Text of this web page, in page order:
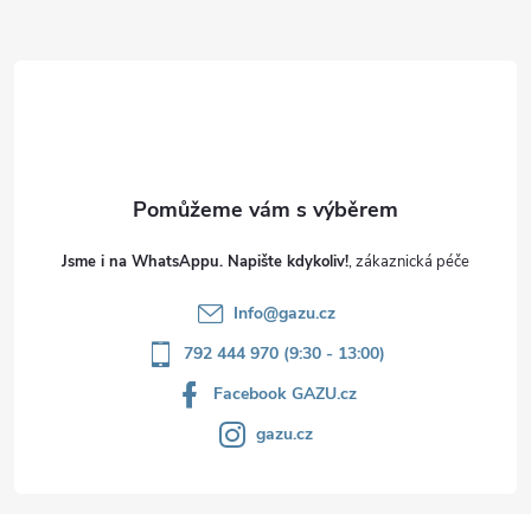
Jsme i na WhatsAppu. Napište kdykoliv!
Info@gazu.cz
792 444 970 (9:30 - 13:00)
Facebook GAZU.cz
gazu.cz